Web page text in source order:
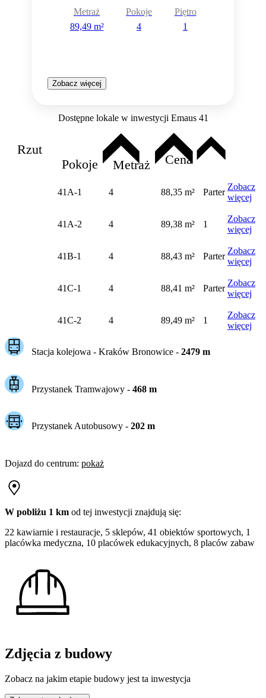
Metraż
89,49 m²
Pokoje
4
Piętro
1
Zobacz więcej
Dostępne lokale w inwestycji Emaus 41
Rzut
Pokoje
Metraż Cena
41A-1 4 88,35 m² Parter
Zobacz
więcej
41A-2 4 89,38 m² 1
Zobacz
więcej
41B-1 4 88,43 m² Parter
Zobacz
więcej
41C-1 4 88,41 m² Parter
Zobacz
więcej
41C-2 4 89,49 m² 1
Zobacz
więcej
Stacja kolejowa - Kraków Bronowice- 2479m
Przystanek Tramwajowy - 468m
Przystanek Autobusowy - 202m
Dojazd do centrum: pokaż
W pobliżu 1 km od tej inwestycji znajdują się:
22 kawiarnie i restauracje, 5 sklepów, 41 obiektów sportowych, 1
placówka medyczna, 10 placówek edukacyjnych, 8 placów zabaw
Zdjęcia z budowy
Zobacz na jakim etapie budowy jest ta inwestycja